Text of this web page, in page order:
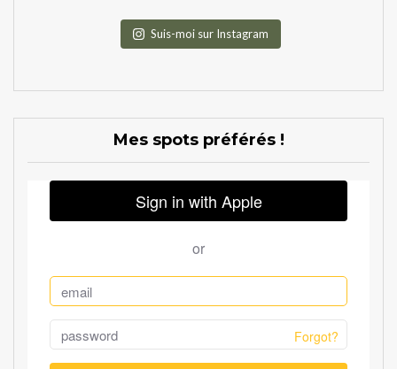
Suis-moi sur Instagram
Mes spots préférés !